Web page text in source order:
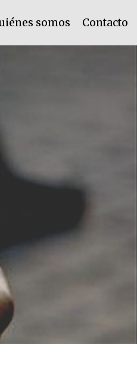
somos Contacto